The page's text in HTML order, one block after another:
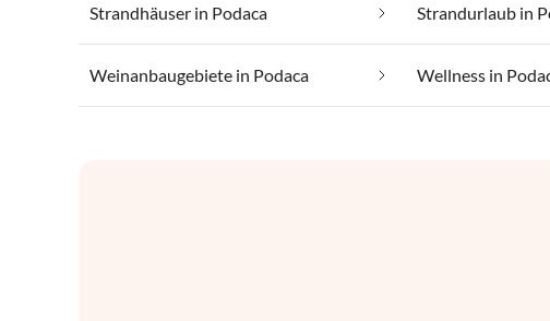
Strandhäuser in Podaca Strandurlaub in
Weinanbaugebiete in Podaca Wellness in